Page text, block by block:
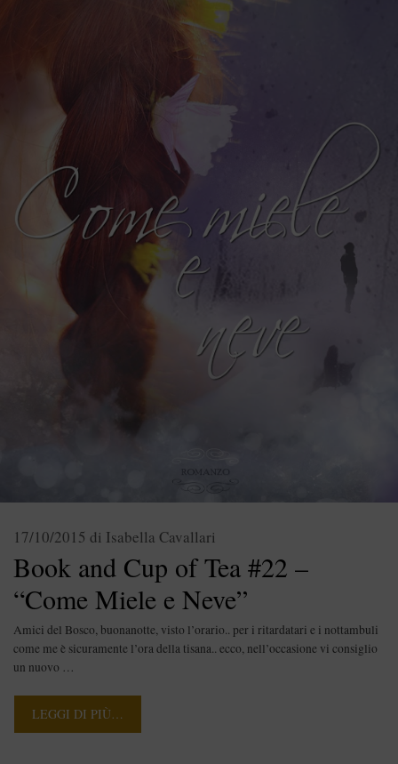
Book and Cup of Tea #22 –
“Come Miele e Neve”
17/10/2015 di Isabella Cavallari
Amici del Bosco, buonanotte, visto l’orario.. per i ritardatari e i nottambuli
come me è sicuramente l’ora della tisana.. ecco, nell’occasione vi consiglio
un nuovo …
LEGGI DI PIÙ…